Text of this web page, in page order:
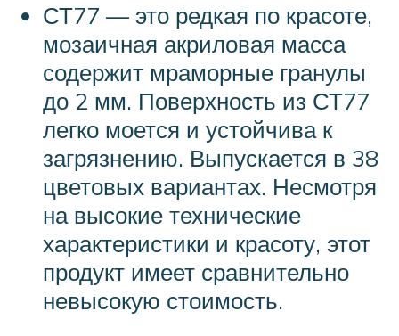
СТ77 — это редкая по красоте,
мозаичная акриловая масса
содержит мраморные гранулы
до 2 мм. Поверхность из СТ77
легко моется и устойчива к
загрязнению. Выпускается в 38
цветовых вариантах. Несмотря
на высокие технические
характеристики и красоту, этот
продукт имеет сравнительно
невысокую стоимость.